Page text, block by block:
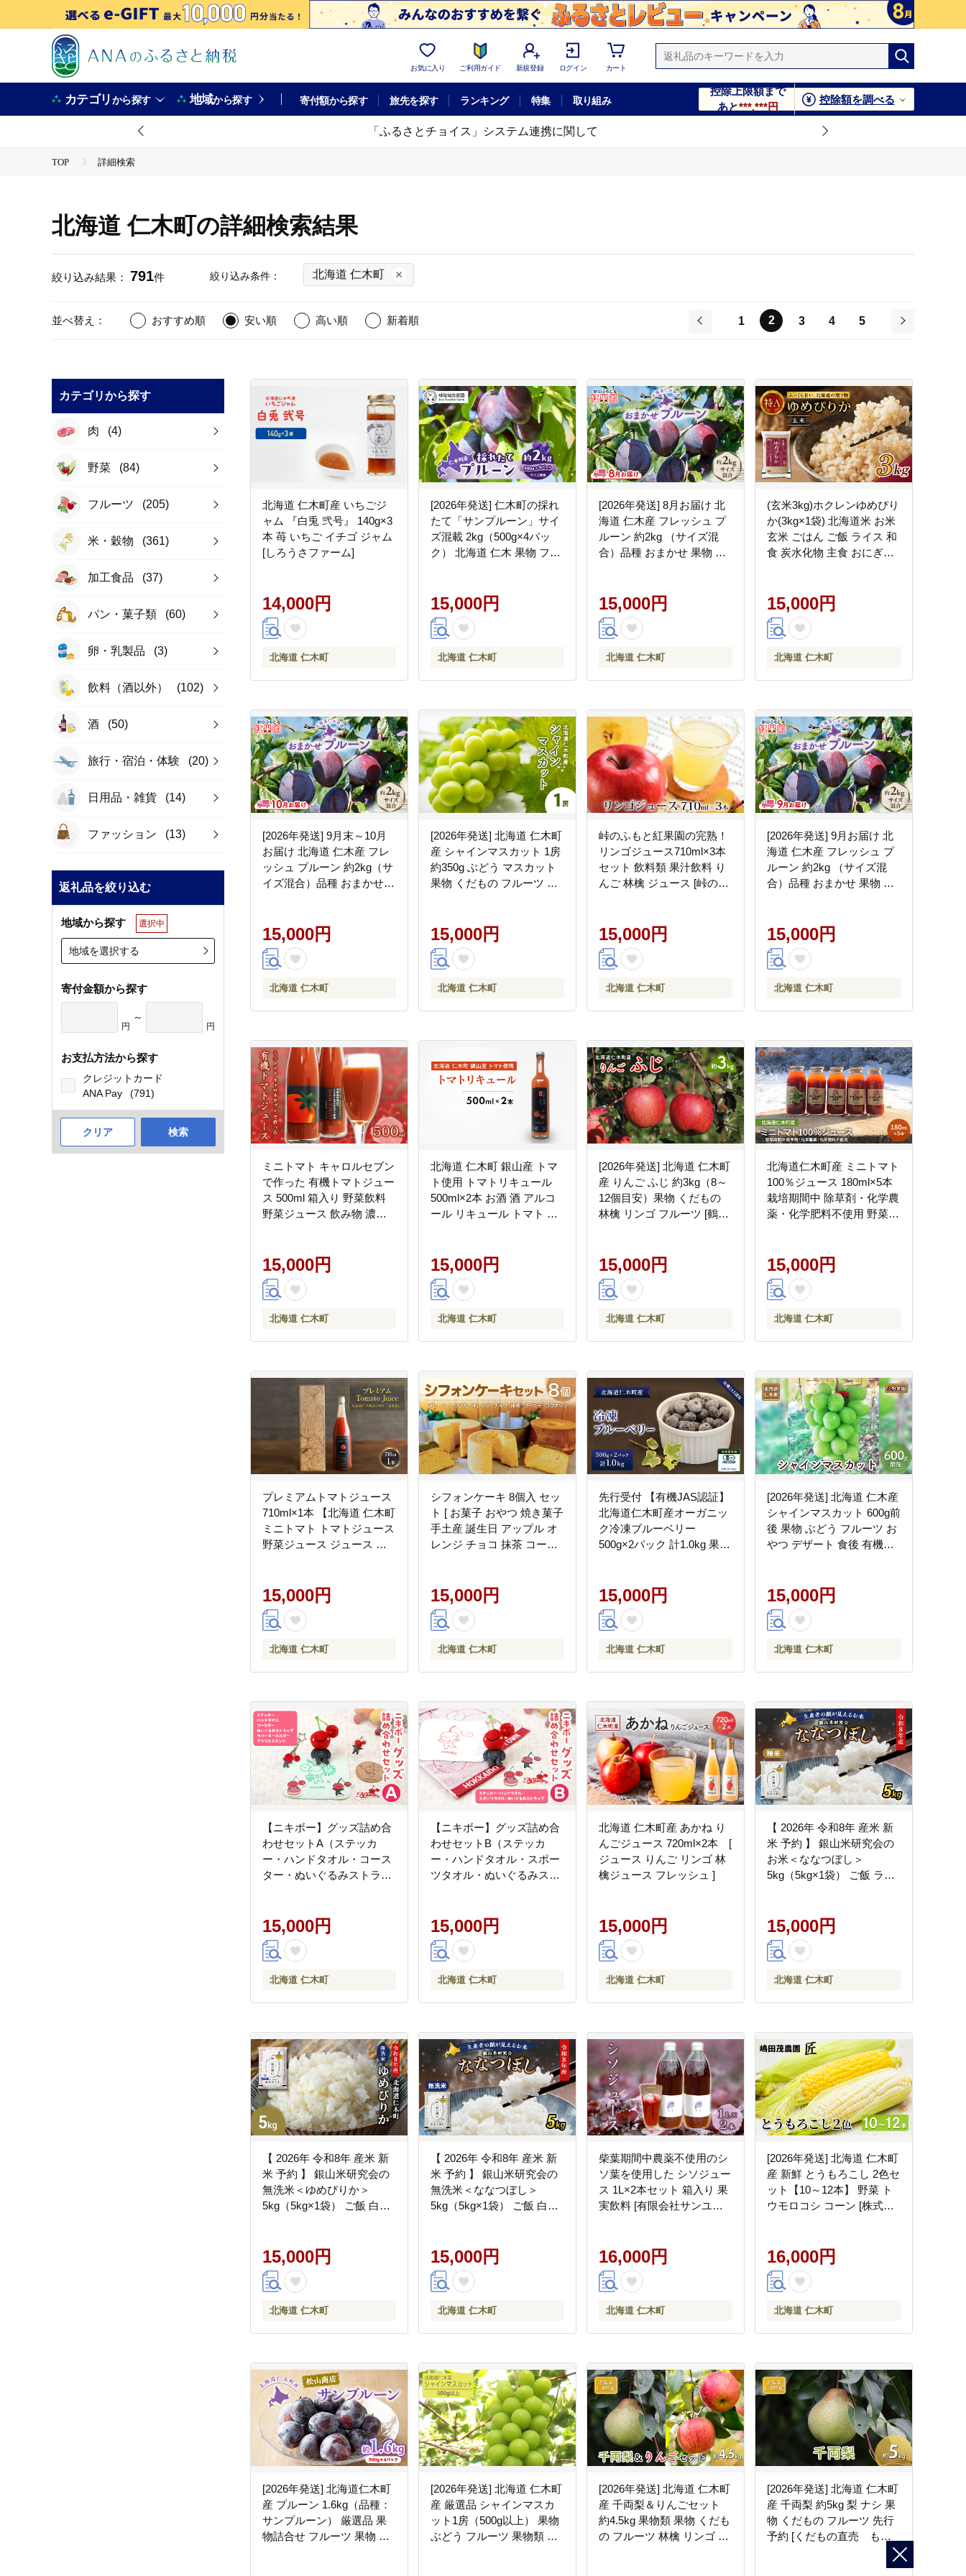
お気に入り ご利用ガイド 新規登録 ログイン カート
カテゴリから探す 地域から探す 寄付額から探す 旅先を探す ランキング 特集 取り組み
控除上限額まで
あと***,***円
控除額を調べる
「ふるさとチョイス」システム連携に関して
TOP 詳細検索
北海道 仁木町の詳細検索結果
絞り込み結果： 791件 絞り込み条件： 北海道 仁木町
並べ替え： おすすめ順 安い順 高い順
新着順
1 2 3 4
5
カテゴリから探す
肉 (4)
野菜 (84)
フルーツ (205)
米・穀物 (361)
加工食品 (37)
パン・菓子類 (60)
卵・乳製品 (3)
飲料（酒以外） (102)
酒 (50)
旅行・宿泊・体験 (20)
日用品・雑貨 (14)
ファッション (13)
返礼品を絞り込む
地域から探す 選択中
地域を選択する
寄付金額から探す
円
～
円
お支払方法から探す
クレジットカード
ANA Pay
(791)
クリア 検索
北海道 仁木町産 いちごジ
ャム 『白兎 弐号』 140g×3
本 苺 いちご イチゴ ジャム
[しろうさファーム]
14,000円
北海道 仁木町
[2026年発送] 仁木町の採れ
たて「サンプルーン」サイ
ズ混載 2kg（500g×4パッ
ク） 北海道 仁木 果物 フル
15,000円
北海道 仁木町
[2026年発送] 8月お届け 北
海道 仁木産 フレッシュ プ
ルーン 約2kg （サイズ混
合）品種 おまかせ 果物 く
15,000円
北海道 仁木町
(玄米3kg)ホクレンゆめぴり
か(3kg×1袋) 北海道米 お米
玄米 ごはん ご飯 ライス 和
食 炭水化物 主食 おにぎり
おたる]
15,000円
北海道 仁木町
[2026年発送] 9月末～10月
お届け 北海道 仁木産 フレ
ッシュ プルーン 約2kg（サ
イズ混合）品種 おまかせ
15,000円
北海道 仁木町
[2026年発送] 北海道 仁木町
産 シャインマスカット 1房
約350g ぶどう マスカット
果物 くだもの フルーツ 季
15,000円
北海道 仁木町
峠のふもと紅果園の完熟！
リンゴジュース710ml×3本
セット 飲料類 果汁飲料 り
んご 林檎 ジュース [峠のふ
15,000円
北海道 仁木町
[2026年発送] 9月お届け 北
海道 仁木産 フレッシュ プ
ルーン 約2kg （サイズ混
合）品種 おまかせ 果物 く
15,000円
北海道 仁木町
ミニトマト キャロルセブン
で作った 有機トマトジュー
ス 500ml 箱入り 野菜飲料
野菜ジュース 飲み物 濃厚
15,000円
北海道 仁木町
北海道 仁木町 銀山産 トマ
ト使用 トマトリキュール
500ml×2本 お酒 酒 アルコ
ール リキュール トマト 野
15,000円
北海道 仁木町
[2026年発送] 北海道 仁木町
産 りんご ふじ 約3kg（8～
12個目安）果物 くだもの
林檎 リンゴ フルーツ [鶴田
15,000円
北海道 仁木町
北海道仁木町産 ミニトマト
100％ジュース 180ml×5本
栽培期間中 除草剤・化学農
薬・化学肥料不使用 野菜ジ
15,000円
北海道 仁木町
プレミアムトマトジュース
710ml×1本 【北海道 仁木町
ミニトマト トマトジュース
野菜ジュース ジュース 野
寄せ 飲みやすい 濃厚 サラ
サラ 化粧箱】[北後志農産]
15,000円
北海道 仁木町
シフォンケーキ 8個入 セッ
ト [ お菓子 おやつ 焼き菓子
手土産 誕生日 アップル オ
レンジ チョコ 抹茶 コーヒ
15,000円
北海道 仁木町
先行受付 【有機JAS認証】
北海道仁木町産オーガニッ
ク冷凍ブルーベリー
500g×2パック 計1.0kg 果物
ッピング [株式会社 自然農
園]
15,000円
北海道 仁木町
[2026年発送] 北海道 仁木産
シャインマスカット 600g前
後 果物 ぶどう フルーツ お
やつ デザート 食後 有機肥
[株式会社 小野農園]
15,000円
北海道 仁木町
【ニキボー】グッズ詰め合
わせセットA（ステッカ
ー・ハンドタオル・コース
ター・ぬいぐるみストラッ
町 ご当地 ゆるキャラ タオ
ル 雑貨 小物 日用品 】[仁木
町観光協会]
15,000円
北海道 仁木町
【ニキボー】グッズ詰め合
わせセットB（ステッカ
ー・ハンドタオル・スポー
ツタオル・ぬいぐるみスト
物 日用品 】[仁木町観光協
会]
15,000円
北海道 仁木町
北海道 仁木町産 あかね り
んごジュース 720ml×2本 [
ジュース りんご リンゴ 林
檎ジュース フレッシュ ]
15,000円
北海道 仁木町
【 2026年 令和8年 産米 新
米 予約 】 銀山米研究会の
お米＜ななつぼし＞
5kg（5kg×1袋） ご飯 ライ
地直送 時短 朝ごはん 夜ご
はん 昼ごはん [株式会社 松
原米穀]
15,000円
北海道 仁木町
【 2026年 令和8年 産米 新
米 予約 】 銀山米研究会の
無洗米＜ゆめぴりか＞
5kg（5kg×1袋） ご飯 白米
送 時短 朝ごはん 夜ごはん
昼ごはん [株式会社 松原米
穀]
15,000円
北海道 仁木町
【 2026年 令和8年 産米 新
米 予約 】 銀山米研究会の
無洗米＜ななつぼし＞
5kg（5kg×1袋） ご飯 白米
送 時短 朝ごはん 夜ごはん
昼ごはん [株式会社 松原米
穀]
15,000円
北海道 仁木町
柴葉期間中農薬不使用のシ
ソ葉を使用した シソジュー
ス 1L×2本セット 箱入り 果
実飲料 [有限会社サンユー
16,000円
北海道 仁木町
[2026年発送] 北海道 仁木町
産 新鮮 とうもろこし 2色セ
ット【10～12本】 野菜 ト
ウモロコシ コーン [株式会
16,000円
北海道 仁木町
[2026年発送] 北海道仁木町
産 プルーン 1.6kg（品種：
サンプルーン） 厳選品 果
物詰合せ フルーツ 果物 く
[2026年発送] 北海道 仁木町
産 厳選品 シャインマスカ
ット1房（500g以上） 果物
ぶどう フルーツ 果物類 ブ
[2026年発送] 北海道 仁木町
産 千両梨＆りんごセット
約4.5kg 果物類 果物 くだも
の フルーツ 林檎 リンゴ ナ
[2026年発送] 北海道 仁木町
産 千両梨 約5kg 梨 ナシ 果
物 くだもの フルーツ 先行
予約 [くだもの直売 もり